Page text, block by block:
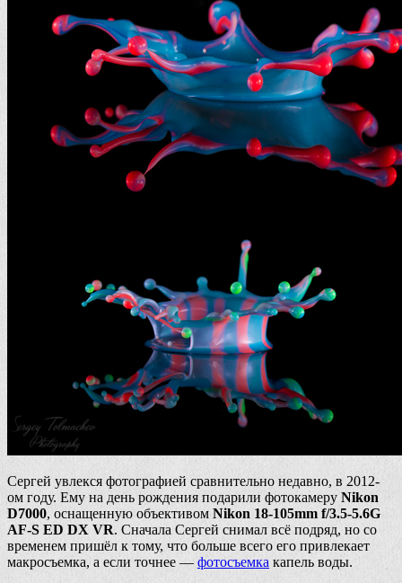
Сергей увлекся фотографией сравнительно недавно, в 2012-
ом году. Ему на день рождения подарили фотокамеру Nikon
D7000, оснащенную объективом Nikon 18-105mm f/3.5-5.6G
AF-S ED DX VR. Сначала Сергей снимал всё подряд, но со
временем пришёл к тому, что больше всего его привлекает
макросъемка, а если точнее — фотосъемка капель воды.